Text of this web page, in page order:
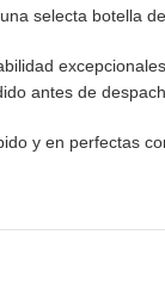
selecta botella
antes de
y en perfectas